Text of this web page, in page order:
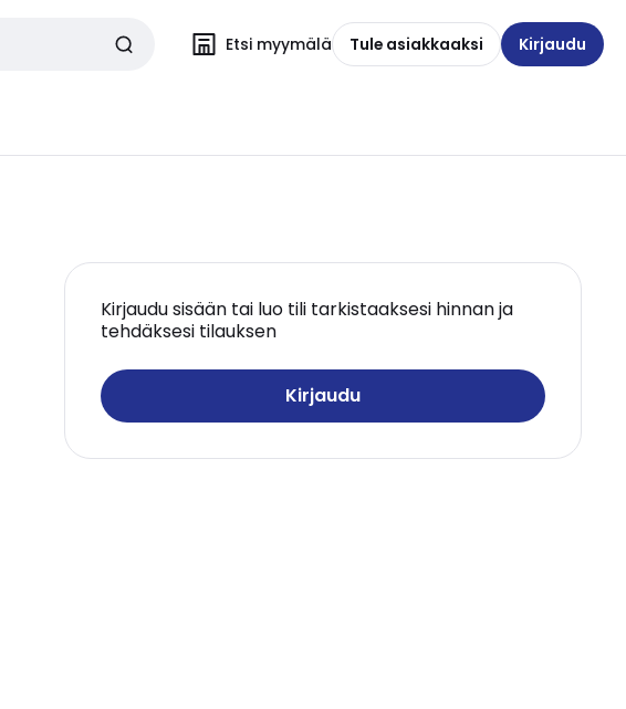
Etsi myymälä Tule asiakkaaksi Kirjaudu
Kirjaudu sisään tai luo tili tarkistaaksesi hinnan ja
tehdäksesi tilauksen
Kirjaudu